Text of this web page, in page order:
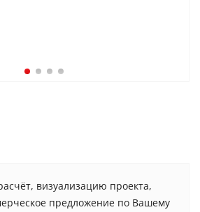
визуализацию проекта,
предложение по Вашему